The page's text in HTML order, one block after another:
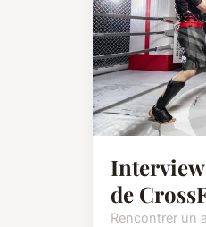
de
Rencontrer un